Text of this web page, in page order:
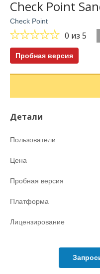
Check Point
Check Point
0 из 5
Пробная версия
Детали
Пользователи
Цена
Пробная версия
Платформа
Лицензирование